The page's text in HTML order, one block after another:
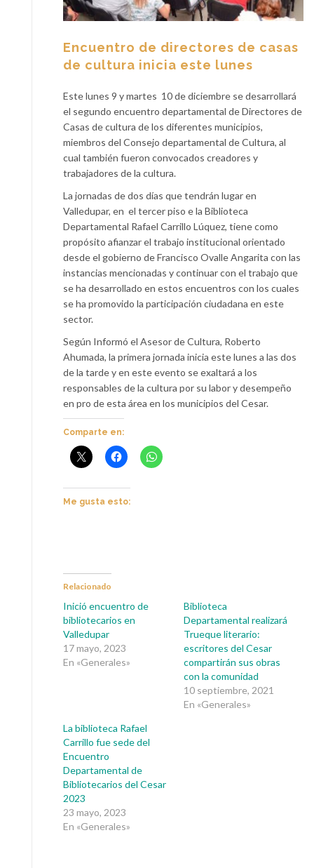
Encuentro de directores de casas
de cultura inicia este lunes
Este lunes 9 y martes 10 de diciembre se desarrollará
el segundo encuentro departamental de Directores de
Casas de cultura de los diferentes municipios,
miembros del Consejo departamental de Cultura, al
cual también fueron convocados creadores y
trabajadores de la cultura.
La jornadas de dos días que tendrán lugar en
Valledupar, en el tercer piso e la Biblioteca
Departamental Rafael Carrillo Lúquez, tiene como
propósito afianzar el trabajo institucional orientado
desde el gobierno de Francisco Ovalle Angarita con las
instancias mencionadas y continuar con el trabajo que
se ha desarrollado en estos encuentros con los cuales
se ha promovido la participación ciudadana en este
sector.
Según Informó el Asesor de Cultura, Roberto
Ahumada, la primera jornada inicia este lunes a las dos
de la tarde y en este evento se exaltará a los
responsables de la cultura por su labor y desempeño
en pro de esta área en los municipios del Cesar.
Comparte en:
Me gusta esto:
Relacionado
Inició encuentro de
bibliotecarios en
Valledupar
17 mayo, 2023
En «Generales»
Biblioteca
Departamental realizará
Trueque literario:
escritores del Cesar
compartirán sus obras
con la comunidad
10 septiembre, 2021
En «Generales»
La biblioteca Rafael
Carrillo fue sede del
Encuentro
Departamental de
Bibliotecarios del Cesar
2023
23 mayo, 2023
En «Generales»